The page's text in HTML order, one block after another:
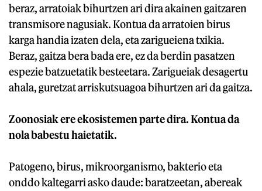
beraz, arratoiak bihurtzen ari dira akainen gaitzaren
transmisore nagusiak. Kontua da arratoien birus
karga handia izaten dela, eta zarigueiena txikia.
Beraz, gaitza bera bada ere, ez da berdin pasatzen
espezie batzuetatik besteetara. Zarigueiak desagertu
ahala, guretzat arriskutsuagoa bihurtzen ari da gaitza.
Zoonosiak ere ekosistemen parte dira. Kontua da
nola babestu haietatik.
Patogeno, birus, mikroorganismo, bakterio eta
onddo kaltegarri asko daude: baratzeetan, abereak